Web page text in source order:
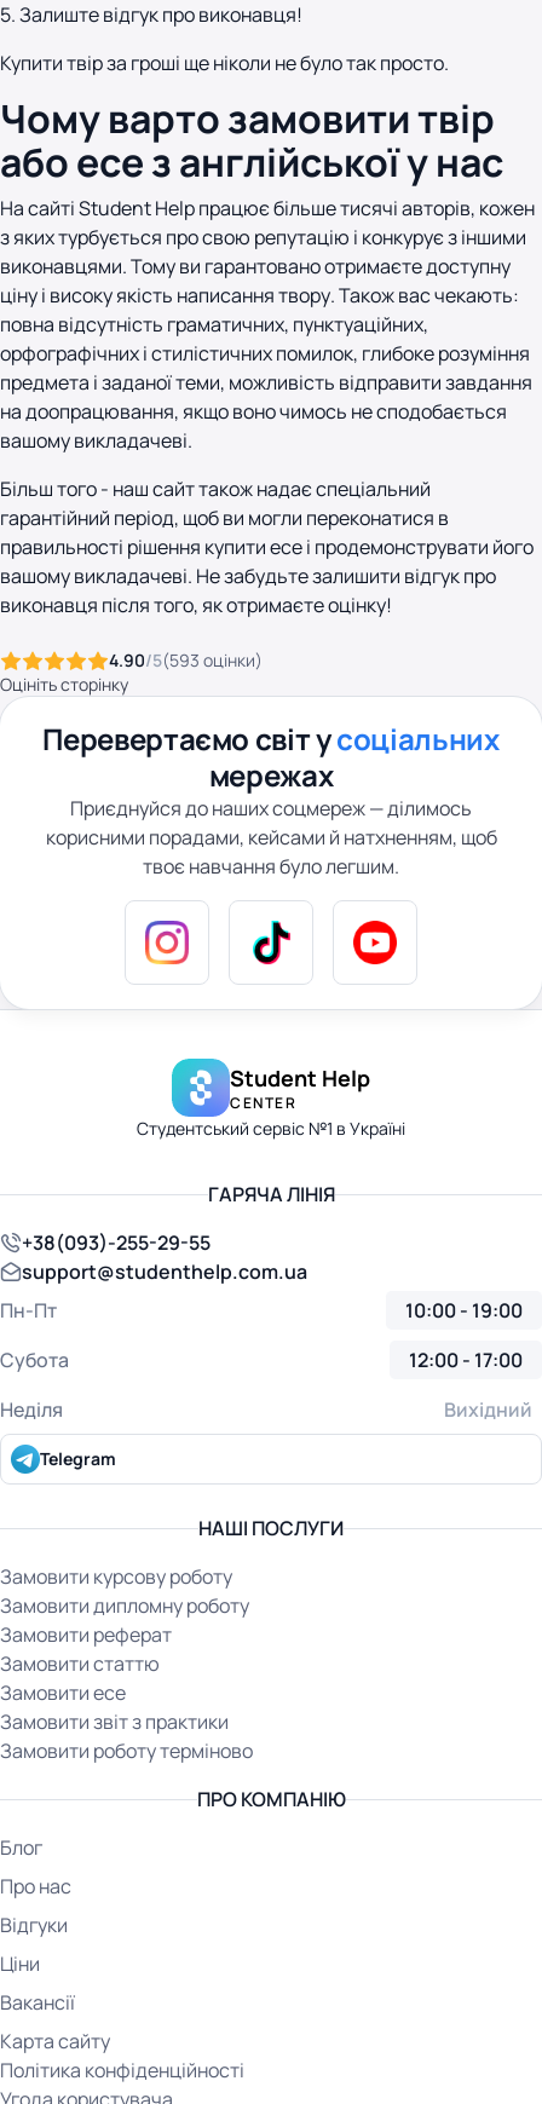
5. Залиште відгук про виконавця!
Купити твір за гроші ще ніколи не було так просто.
Чому варто замовити твір
або есе з англійської у нас
На сайті Student Help працює більше тисячі авторів, кожен
з яких турбується про свою репутацію і конкурує з іншими
виконавцями. Тому ви гарантовано отримаєте доступну
ціну і високу якість написання твору. Також вас чекають:
повна відсутність граматичних, пунктуаційних,
орфографічних і стилістичних помилок, глибоке розуміння
предмета і заданої теми, можливість відправити завдання
на доопрацювання, якщо воно чимось не сподобається
вашому викладачеві.
Більш того - наш сайт також надає спеціальний
гарантійний період, щоб ви могли переконатися в
правильності рішення купити есе і продемонструвати його
вашому викладачеві. Не забудьте залишити відгук про
виконавця після того, як отримаєте оцінку!
4.90/5(593 оцінки)
Оцініть сторінку
Перевертаємо світ усоціальних
мережах
Приєднуйся до наших соцмереж — ділимось
корисними порадами, кейсами й натхненням, щоб
твоє навчання було легшим.
Student Help
CENTER
Студентський сервіс №1 в Україні
НАШІ ПОСЛУГИ
Замовити курсову роботу
Замовити дипломну роботу
Замовити реферат
Замовити статтю
Замовити есе
Замовити звіт з практики
Замовити роботу терміново
ПРО КОМПАНІЮ
Блог
Про нас
Відгуки
Ціни
Вакансії
Карта сайту
Політика конфіденційності
ГАРЯЧА ЛІНІЯ
+38(093)-255-29-55
support@studenthelp.com.ua
Пн-Пт
10:00 - 19:00
Субота
12:00 - 17:00
Неділя
Вихідний
Telegram